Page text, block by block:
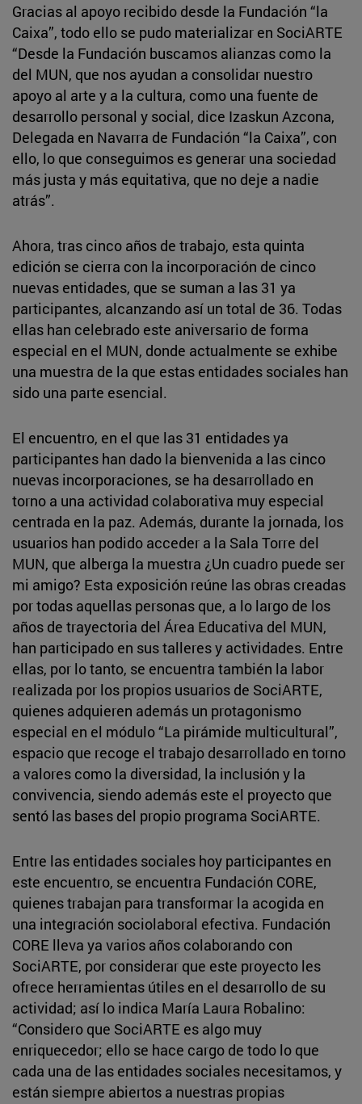
Gracias al apoyo recibido desde la Fundación “la
Caixa”, todo ello se pudo materializar en SociARTE
“Desde la Fundación buscamos alianzas como la
del MUN, que nos ayudan a consolidar nuestro
apoyo al arte y a la cultura, como una fuente de
desarrollo personal y social, dice Izaskun Azcona,
Delegada en Navarra de Fundación “la Caixa”, con
ello, lo que conseguimos es generar una sociedad
más justa y más equitativa, que no deje a nadie
atrás”.
Ahora, tras cinco años de trabajo, esta quinta
edición se cierra con la incorporación de cinco
nuevas entidades, que se suman a las 31 ya
participantes, alcanzando así un total de 36. Todas
ellas han celebrado este aniversario de forma
especial en el MUN, donde actualmente se exhibe
una muestra de la que estas entidades sociales han
sido una parte esencial.
El encuentro, en el que las 31 entidades ya
participantes han dado la bienvenida a las cinco
nuevas incorporaciones, se ha desarrollado en
torno a una actividad colaborativa muy especial
centrada en la paz. Además, durante la jornada, los
usuarios han podido acceder a la Sala Torre del
MUN, que alberga la muestra ¿Un cuadro puede ser
mi amigo? Esta exposición reúne las obras creadas
por todas aquellas personas que, a lo largo de los
años de trayectoria del Área Educativa del MUN,
han participado en sus talleres y actividades. Entre
ellas, por lo tanto, se encuentra también la labor
realizada por los propios usuarios de SociARTE,
quienes adquieren además un protagonismo
especial en el módulo “La pirámide multicultural”,
espacio que recoge el trabajo desarrollado en torno
a valores como la diversidad, la inclusión y la
convivencia, siendo además este el proyecto que
sentó las bases del propio programa SociARTE.
Entre las entidades sociales hoy participantes en
este encuentro, se encuentra Fundación CORE,
quienes trabajan para transformar la acogida en
una integración sociolaboral efectiva. Fundación
CORE lleva ya varios años colaborando con
SociARTE, por considerar que este proyecto les
ofrece herramientas útiles en el desarrollo de su
actividad; así lo indica María Laura Robalino:
“Considero que SociARTE es algo muy
enriquecedor; ello se hace cargo de todo lo que
cada una de las entidades sociales necesitamos, y
están siempre abiertos a nuestras propias